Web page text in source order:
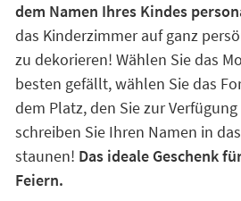
dem Namen Ihres Kindes
das Kinderzimmer auf ganz
zu dekorieren! Wählen Sie das
besten gefällt, wählen Sie das
dem Platz, den Sie zur
schreiben Sie Ihren Namen in
staunen! Das ideale Geschenk
Feiern.